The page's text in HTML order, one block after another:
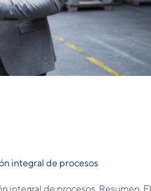
integral de procesos